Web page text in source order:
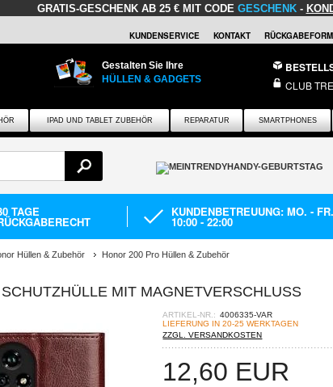
GRATIS-GESCHENK AB 25 € MIT CODE GESCHENK-
KUNDENSERVICE KONTAKT
Gestalten Sie Ihre
HÜLLEN & GADGETS
CLUB
IPAD UND TABLET ZUBEHÖR REPARATUR SMARTPHONES
TAGE KUNDENBETREUUNG: MO. -
10:00 - 22:00
Hüllen & Zubehör Honor 200 Pro Hüllen & Zubehör
MIT MAGNETVERSCHLUSS
ARTIKEL-NR.: 4006335-VAR
LIEFERUNG IN 20-25 WERKTAGEN
ZZGL. VERSANDKOSTEN
12,60 EUR